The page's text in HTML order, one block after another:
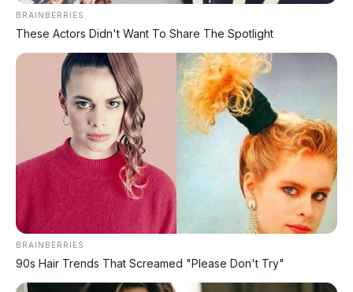
Kronologi & Respons BYD
⚡ BAIC T1 Resmi Dipamerkan di GIIAS
2026: Hatchback EV Premium dengan
V2L 3.500 Watt dan Range 425 Km
⚡ Hongqi G919: SUV Mewah Tangguh
EREV 831 HP Siap Menantang G-Class
⚡ Denza Z9 GT: Shooting Brake Listrik
1.156 PS Siap Meluncur di Indonesia
⚡ Harga BBM 1 Agustus 2026: Bensin
BRAINBERRIES
These Actors Didn't Want To Share The Spotlight
BRAINBERRIES
90s Hair Trends That Screamed "Please Don't Try"